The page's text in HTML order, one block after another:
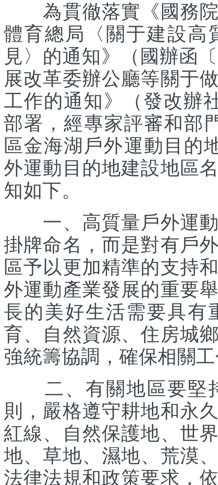
為貫徹落實《國務院
體育總局〈關于建設高
見〉的通知》（國辦函
展改革委辦公廳等關于
工作的通知》（發改辦
部署，經專家評審和部
區金海湖戶外運動目的
外運動目的地建設地區
知如下。
一、高質量戶外運動
掛牌命名，而是對有戶
區予以更加精準的支持
外運動產業發展的重要
長的美好生活需要具有
育、自然資源、住房城
強統籌協調，確保相關
二、有關地區要堅
則，嚴格遵守耕地和永
紅線、自然保護地、世
地、草地、濕地、荒漠
法律法規和政策要求，